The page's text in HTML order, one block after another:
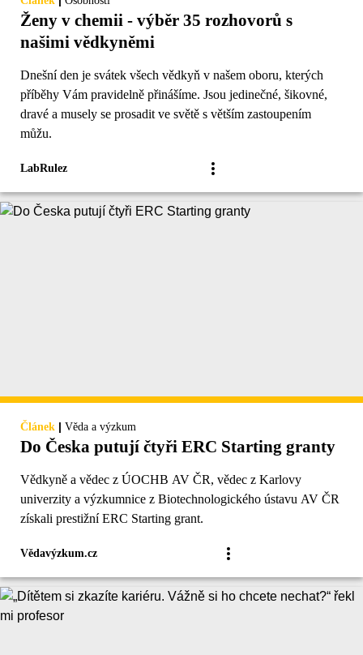
Ženy v chemii - výběr 35 rozhovorů s
našimi vědkyněmi
Dnešní den je svátek všech vědkyň v našem oboru, kterých
příběhy Vám pravidelně přinášíme. Jsou jedinečné, šikovné,
dravé a musely se prosadit ve světě s větším zastoupením
můžu.
LabRulez
Článek | Věda a výzkum
Do Česka putují čtyři ERC Starting granty
Vědkyně a vědec z ÚOCHB AV ČR, vědec z Karlovy
univerzity a výzkumnice z Biotechnologického ústavu AV ČR
získali prestižní ERC Starting grant.
Vědavýzkum.cz